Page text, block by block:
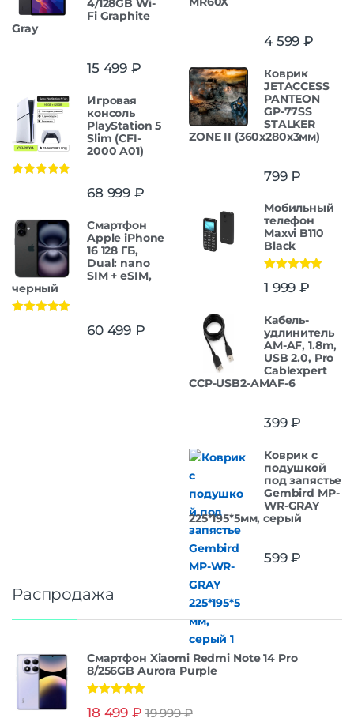
4/128GB Wi-
Fi Graphite
Gray
15 499 ₽
Игровая
консоль
PlayStation 5
Slim (CFI-
2000 A01)
68 999 ₽
Смартфон
Apple iPhone
16 128 ГБ,
Dual: nano
SIM + eSIM,
черный
60 499 ₽
4 599 ₽
Коврик
JETACCESS
PANTEON
GP-77SS
STALKER
ZONE II (360x280x3мм)
799₽
Мобильный
телефон
Maxvi B110
Black
из 5
1 999 ₽
Кабель-
удлинитель
AM-AF, 1.8m,
USB 2.0, Pro
Cablexpert
CCP-USB2-AMAF-6
399₽
Коврик с
подушкой
под запястье
Gembird MP-
WR-GRAY
225*195*5мм, серый
599₽
Распродажа
Смартфон Xiaomi Redmi Note 14 Pro
8/256GB Aurora Purple
из 5
18 499 ₽ 19 999₽